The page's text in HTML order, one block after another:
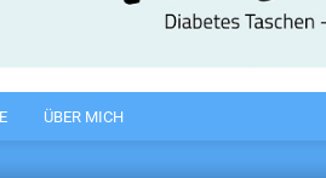
ÜBER MICH